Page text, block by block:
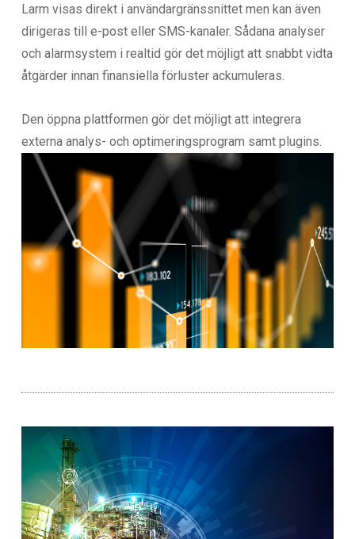
Larm visas direkt i användargränssnittet men kan även
dirigeras till e-post eller SMS-kanaler. Sådana analyser
och alarmsystem i realtid gör det möjligt att snabbt vidta
åtgärder innan finansiella förluster ackumuleras.
Den öppna plattformen gör det möjligt att integrera
externa analys- och optimeringsprogram samt plugins.